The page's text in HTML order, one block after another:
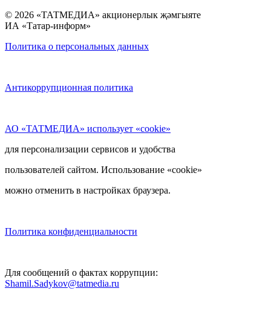
© 2026 «ТАТМЕДИА» акционерлык җәмгыяте
ИА «Татар-информ»
Политика о персональных данных
Антикоррупционная политика
АО «ТАТМЕДИА» использует «cookie»
для персонализации сервисов и удобства
пользователей сайтом. Использование «cookie»
можно отменить в настройках браузера.
Политика конфиденциальности
Для сообщений о фактах коррупции:
Shamil.Sadykov@tatmedia.ru